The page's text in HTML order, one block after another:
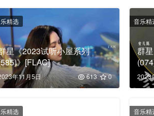
星《2023试听小屋系列
》[FLAC]
年11月5日 613 0
精选
群
2023
音乐精
精选 音乐精